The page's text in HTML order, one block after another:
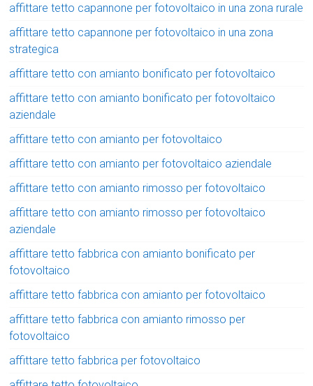
affittare tetto capannone per fotovoltaico in una zona rurale
affittare tetto capannone per fotovoltaico in una zona
strategica
affittare tetto con amianto bonificato per fotovoltaico
affittare tetto con amianto bonificato per fotovoltaico
aziendale
affittare tetto con amianto per fotovoltaico
affittare tetto con amianto per fotovoltaico aziendale
affittare tetto con amianto rimosso per fotovoltaico
affittare tetto con amianto rimosso per fotovoltaico
aziendale
affittare tetto fabbrica con amianto bonificato per
fotovoltaico
affittare tetto fabbrica con amianto per fotovoltaico
affittare tetto fabbrica con amianto rimosso per
fotovoltaico
affittare tetto fabbrica per fotovoltaico